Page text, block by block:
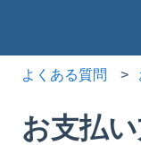
よくある質問
お支払